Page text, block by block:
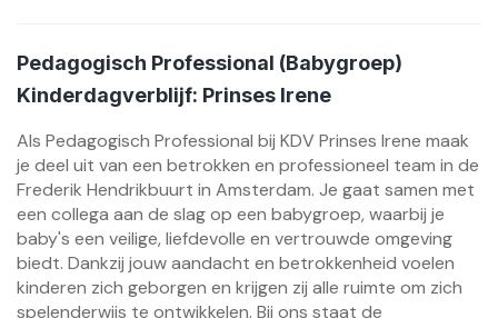
Pedagogisch Professional (Babygroep)
Kinderdagverblijf: Prinses Irene
Als Pedagogisch Professional bij KDV Prinses Irene maak
je deel uit van een betrokken en professioneel team in de
Frederik Hendrikbuurt in Amsterdam. Je gaat samen met
een collega aan de slag op een babygroep, waarbij je
baby's een veilige, liefdevolle en vertrouwde omgeving
biedt. Dankzij jouw aandacht en betrokkenheid voelen
kinderen zich geborgen en krijgen zij alle ruimte om zich
spelenderwijs te ontwikkelen. Bij ons staat de